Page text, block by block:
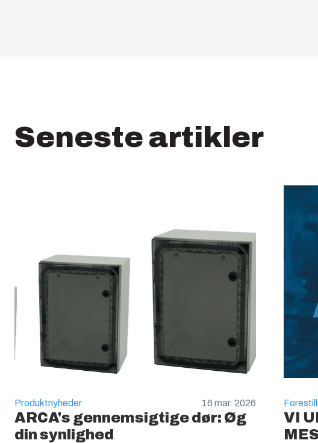
Seneste artikler
Produktnyheder 16 mar. 2026
ARCA's gennemsigtige dør: Øg
din synlighed
VI